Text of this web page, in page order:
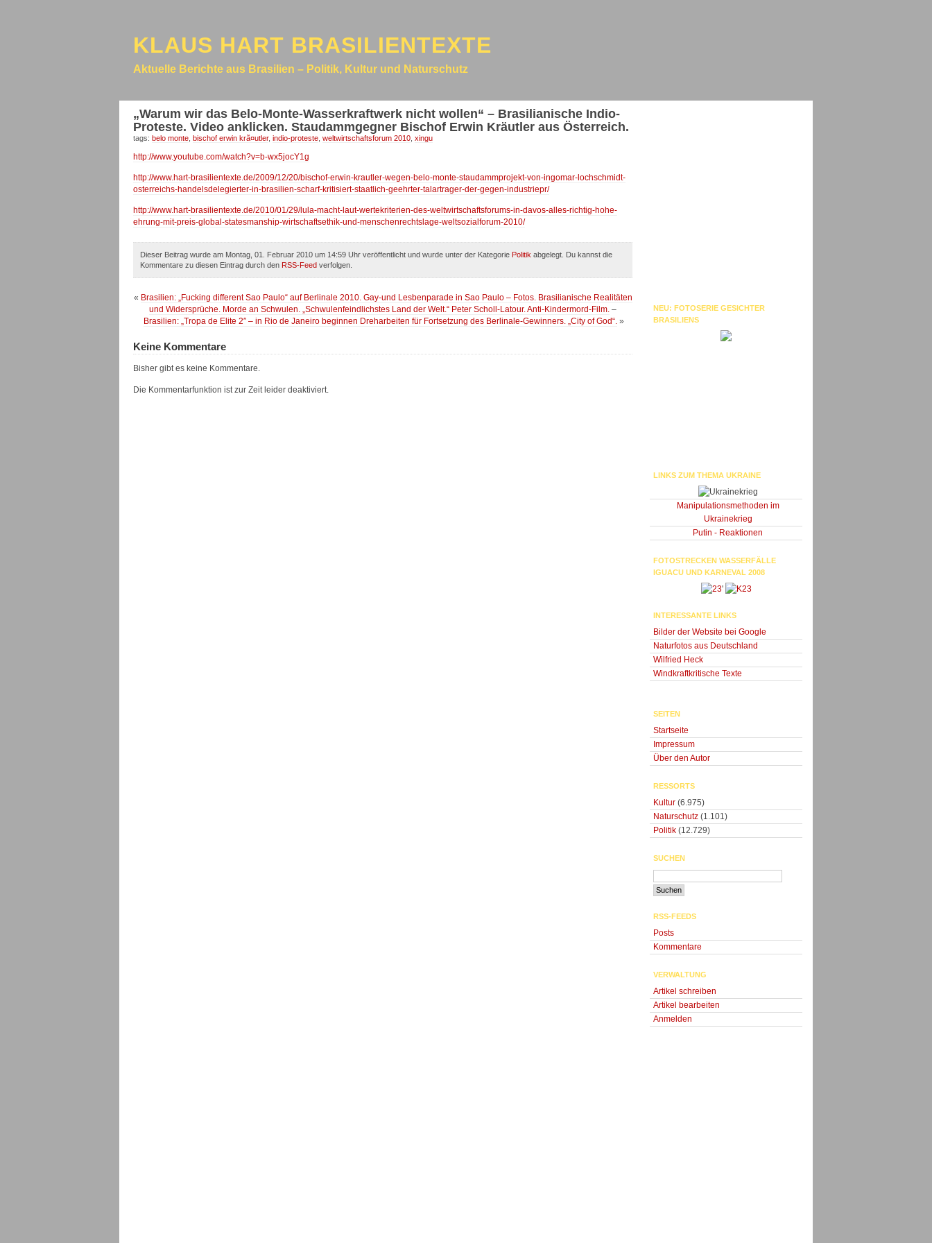
KLAUS HART BRASILIENTEXTE
Aktuelle Berichte aus Brasilien – Politik, Kultur und Naturschutz
„Warum wir das Belo-Monte-Wasserkraftwerk nicht wollen“ – Brasilianische Indio-
Proteste. Video anklicken. Staudammgegner Bischof Erwin Kräutler aus Österreich.
tags: belo monte bischof erwin krã¤utler, indio-proteste weltwirtschaftsforum 2010 xingu
http://www.youtube.com/watch?v=b-wx5jocY1g
http://www.hart-brasilientexte.de/2009/12/20/bischof-erwin-krautler-wegen-belo-monte-staudammprojekt-von-ingomar-lochschmidt-
osterreichs-handelsdelegierter-in-brasilien-scharf-kritisiert-staatlich-geehrter-talartrager-der-gegen-industriepr/
http://www.hart-brasilientexte.de/2010/01/29/lula-macht-laut-wertekriterien-des-weltwirtschaftsforums-in-davos-alles-richtig-hohe-
ehrung-mit-preis-global-statesmanship-wirtschaftsethik-und-menschenrechtslage-weltsozialforum-2010/
Dieser Beitrag wurde am Montag, 01. Februar 2010 um 14:59 Uhr veröffentlicht und wurde unter der Kategorie Politik abgelegt. Du kannst die
Kommentare zu diesen Eintrag durch den RSS-Feed verfolgen.
« Brasilien: „Fucking different Sao Paulo“ auf Berlinale 2010. Gay-und Lesbenparade in Sao Paulo – Fotos. Brasilianische Realitäten
und Widersprüche. Morde an Schwulen. „Schwulenfeindlichstes Land der Welt.“ Peter Scholl-Latour. Anti-Kindermord-Film. –
Brasilien: „Tropa de Elite 2″ – in Rio de Janeiro beginnen Dreharbeiten für Fortsetzung des Berlinale-Gewinners. „City of God“. »
Keine Kommentare
Bisher gibt es keine Kommentare.
Die Kommentarfunktion ist zur Zeit leider deaktiviert.
NEU: FOTOSERIE GESICHTER
BRASILIENS
LINKS ZUM THEMA UKRAINE
Manipulationsmethoden im
Ukrainekrieg
Putin - Reaktionen
FOTOSTRECKEN WASSERFÄLLE
IGUACU UND KARNEVAL 2008
'
INTERESSANTE LINKS
Bilder der Website bei Google
Naturfotos aus Deutschland
Wilfried Heck
Windkraftkritische Texte
SEITEN
Startseite
Impressum
Über den Autor
RESSORTS
Kultur (6.975)
Naturschutz (1.101)
Politik (12.729)
SUCHEN
RSS-FEEDS
Posts
Kommentare
VERWALTUNG
Artikel schreiben
Artikel bearbeiten
Anmelden